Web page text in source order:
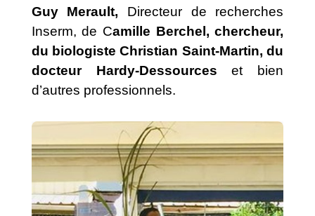
Guy Merault, Directeur de recherches
Inserm, de Camille Berchel, chercheur,
du biologiste Christian Saint-Martin, du
docteur Hardy-Dessources et bien
d’autres professionnels.